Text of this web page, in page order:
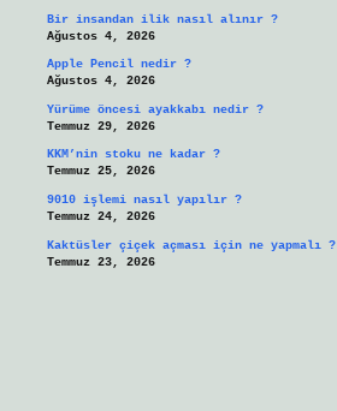
Bir insandan ilik nasıl alınır ?
Ağustos 4, 2026
Apple Pencil nedir ?
Ağustos 4, 2026
Yürüme öncesi ayakkabı nedir ?
Temmuz 29, 2026
KKM’nin stoku ne kadar ?
Temmuz 25, 2026
9010 işlemi nasıl yapılır ?
Temmuz 24, 2026
Kaktüsler çiçek açması için ne yapmalı ?
Temmuz 23, 2026